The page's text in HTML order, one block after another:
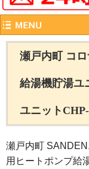
瀬戸内町 コ
給湯機貯湯ユ
ユニット
瀬戸内町
用ヒートポンプ給